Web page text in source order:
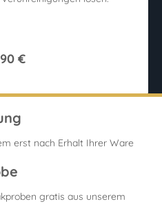
€
erst nach Erhalt Ihrer Ware
gratis aus unserem